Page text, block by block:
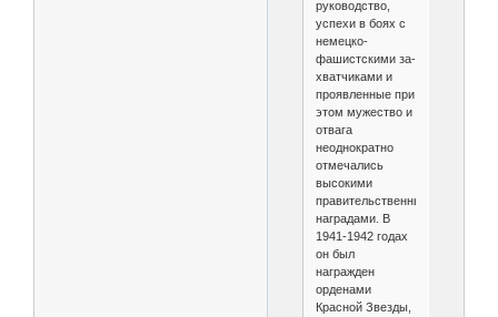
руководство,
успе­хи в боях с
немецко-
фашистскими за­
хватчиками и
проявленные при
этом мужество и
отвага
неоднократно
отме­чались
высокими
правительственными
наградами. В
1941-1942 годах
он был
награжден
орденами
Красной Звезды,